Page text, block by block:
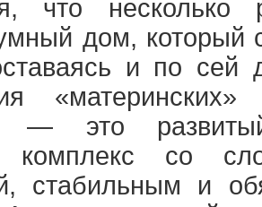
что несколько
дом, который
и по сей
— это развитый
комплекс со
стабильным и